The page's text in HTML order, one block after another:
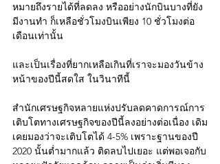
หมายถึงรายได้ที่ลดลง หรืออย่างนักบินบางที่ยัง
มีงานทำ ก็เหลือชั่วโมงบินเพียง 10 ชั่วโมงต่อ
เดือนเท่านั้น
และเป็นเรื่องที่ยากเหลือเกินที่เราจะมองวันข้าง
หน้าของปีนี้สดใส ในวินาทีนี้
สำนักเศรษฐกิจหลายแห่งปรับลดคาดการณ์การ
เติบโตทางเศรษฐกิจของปีนี้ลงอย่างต่อเนื่อง เดิม
เคยมองว่าจะเติบโตได้ 4-5% เพราะฐานของปี
2020 นั้นต่ำมากแล้ว ติดลบไปเยอะ แต่พอเจอกับ